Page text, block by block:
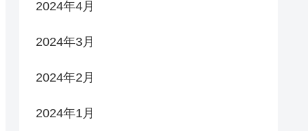
2024年4月
2024年3月
2024年2月
2024年1月